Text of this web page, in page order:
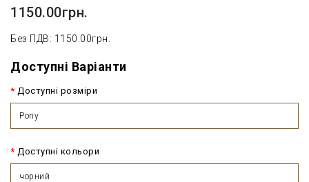
1150.00грн.
Без ПДВ: 1150.00грн.
Доступні Варіанти
Доступні розміри
Pony
Доступні кольори
чорний